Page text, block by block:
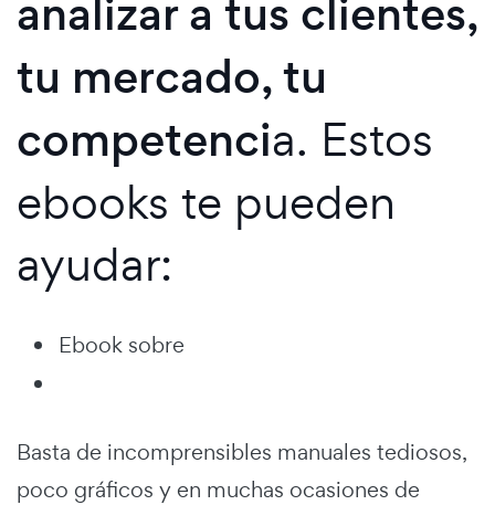
analizar a tus clientes,
tu mercado, tu
competencia. Estos
ebooks te pueden
ayudar:
Ebook sobre
Basta de incomprensibles manuales tediosos,
poco gráficos y en muchas ocasiones de